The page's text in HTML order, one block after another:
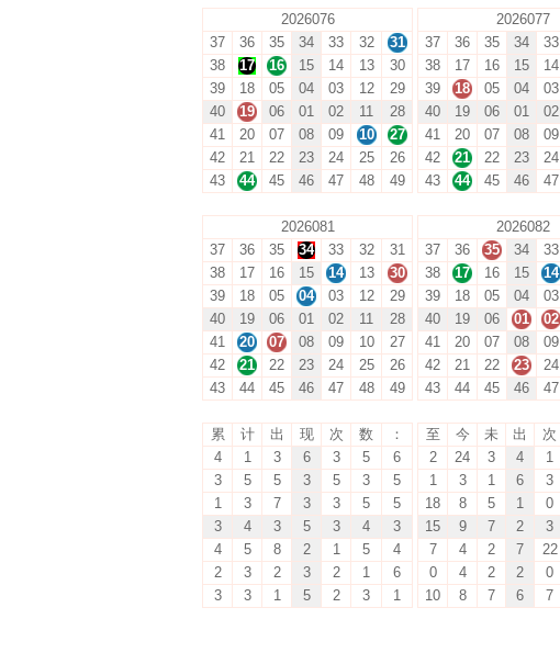
2026076
37
36 35 34 33 32
31
38
17 16 15 14 13
30
39
18 05 04 03 12
29
40
19 06 01 02 11
28
41
20 07 08 09 10
27
42
21 22 23 24 25
26
43
44 45 46 47 48 49
2026077
37
36 35 34 33
38
17 16 15 14
39
18 05 04 03
40
19 06 01 02
41
20 07 08 09
42
21 22 23 24
43
44 45 46 47
2026081
37
36 35 34 33 32
31
38
17 16 15 14 13
30
39
18 05 04 03 12
29
40
19 06 01 02 11
28
41
20 07 08 09 10
27
42
21 22 23 24 25
26
43
44 45 46 47 48 49
2026082
37
36 35 34 33
38
17 16 15 14
39
18 05 04 03
40
19 06 01 02
41
20 07 08 09
42
21 22 23 24
43
44 45 46 47
累 计 出 现 次 数
：
4
1 3 6 3 5
6
3
5 5 3 5 3
5
1
3 7 3 3 5
5
3
4 3 5 3 4
3
4
5 8 2 1 5
4
2
3 2 3 2 1
6
3
3 1 5 2 3 1
至 今 未 出 次
2
24 3 4 1
1
3 1 6 3
18
8 5 1 0
15
9 7 2 3
7
4 2 7 22
0
4 2 2 0
10
8 7 6 7